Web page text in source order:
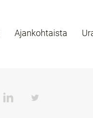
Ajankohtaista